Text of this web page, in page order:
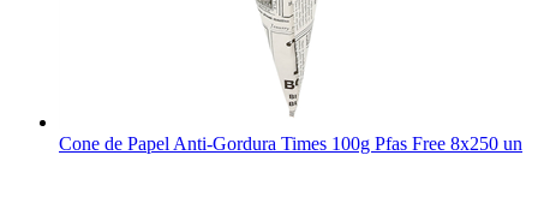
Cone de Papel Anti-Gordura Times 100g Pfas Free 8x250 un